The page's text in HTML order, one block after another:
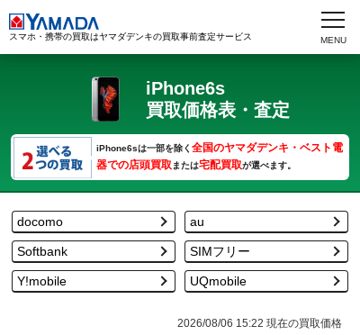
スマホ・携帯の買取はヤマダデンキの買取事前査定サービス
iPhone6s
買取価格表・査定
iPhone6sは一部を除く 全国のヤマダデンキ・ベスト電
器での店頭買取または宅配買取が選べます。
docomo au
Softbank SIMフリー
Y!mobile UQmobile
2026/08/06 15:22 現在の買取価格